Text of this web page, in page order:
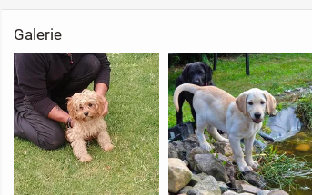
Galerie